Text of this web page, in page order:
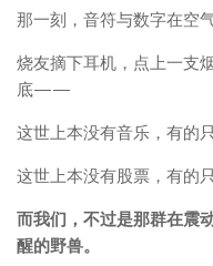
那一刻，音符与数字在空
烧友摘下耳机，点上一支
底——
这世上本没有音乐，有的
这世上本没有股票，有的
而我们，不过是那群在震
醒的野兽。